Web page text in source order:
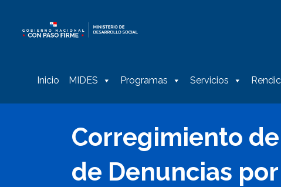
Inicio MIDES Programas Servicios
Corregimiento
de Denuncias